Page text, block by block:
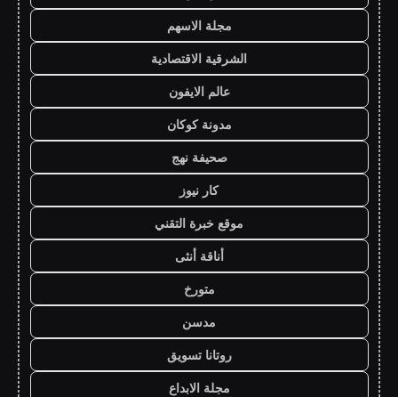
مجلة الاسهم
الشرقية الاقتصادية
عالم الايفون
مدونة كوكان
صحيفة نهج
كار نيوز
موقع خبرة التقني
أناقة أنثى
متورخ
مدسن
روتانا تسويق
مجلة الابداع